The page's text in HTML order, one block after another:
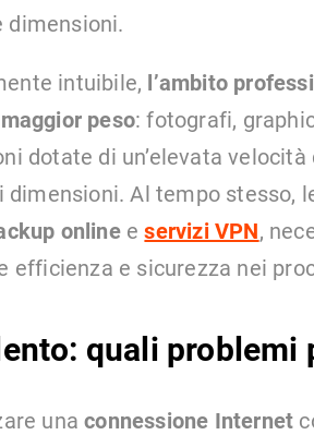
dimensioni.
intuibile, l’ambito
peso: fotografi,
dotate di un’elevata
dimensioni. Al tempo stesso,
onlineeservizi VPN,
efficienza e sicurezza nei
quali problemi
unaconnessione Internet